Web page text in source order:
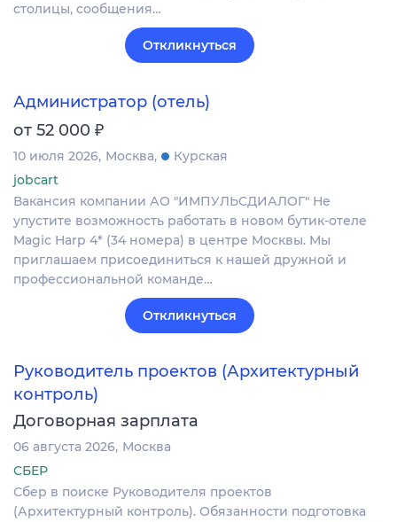
столицы, сообщения…
Откликнуться
Администратор (отель)
от 52 000 ₽
10 июля 2026 Москва
Курская
jobcart
Вакансия компании АО "ИМПУЛЬСДИАЛОГ" Не
упустите возможность работать в новом бутик-отеле
Magic Harp 4* (34 номера) в центре Москвы. Мы
приглашаем присоединиться к нашей дружной и
профессиональной команде…
Откликнуться
Руководитель проектов (Архитектурный
контроль)
Договорная зарплата
06 августа 2026 Москва
СБЕР
Сбер в поиске Руководителя проектов
(Архитектурный контроль). Обязанности подготовка